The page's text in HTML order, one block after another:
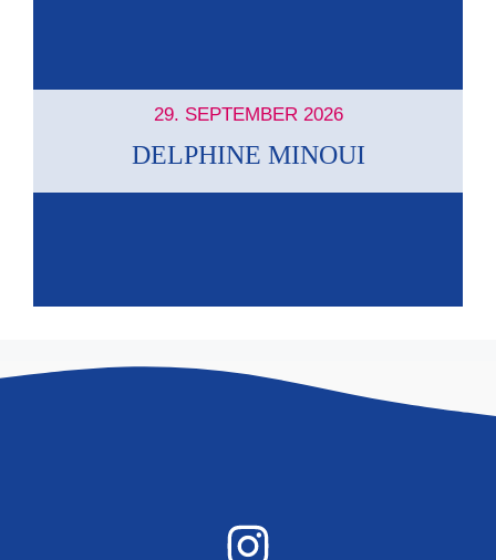
29. SEPTEMBER 2026
DELPHINE MINOUI